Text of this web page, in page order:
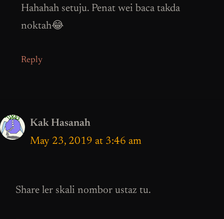
Hahahah setuju. Penat wei baca takda
noktah😂
Reply
Kak Hasanah
May 23, 2019 at 3:46 am
Share ler skali nombor ustaz tu.